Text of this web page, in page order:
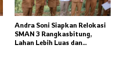
Andra Soni Siapkan Relokasi
SMAN 3 Rangkasbitung,
Lahan Lebih Luas dan